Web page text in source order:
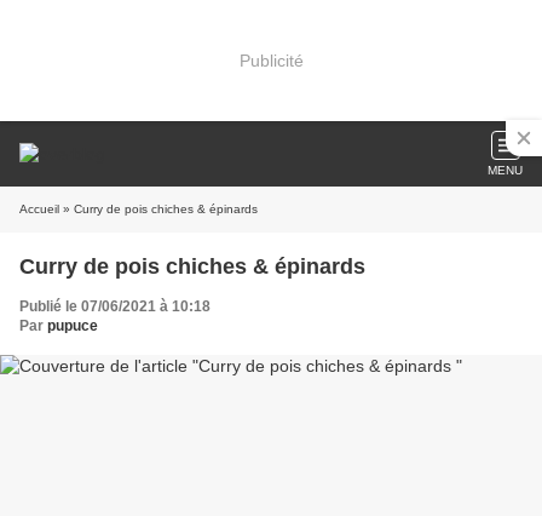
Publicité
MENU
Accueil » Curry de pois chiches & épinards
Curry de pois chiches & épinards
Publié le 07/06/2021 à 10:18
Par pupuce